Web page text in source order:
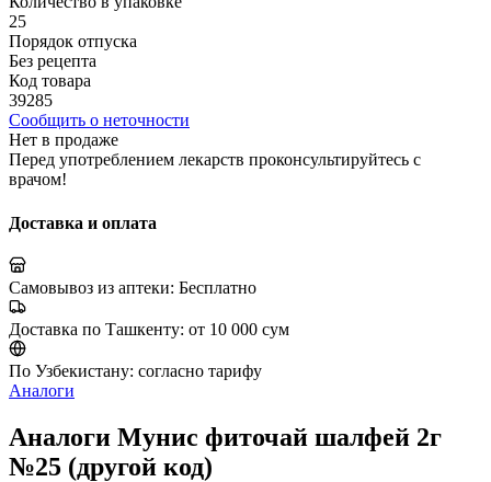
25
Порядок отпуска
Без рецепта
Код товара
39285
Сообщить о неточности
Нет в продаже
Перед употреблением лекарств проконсультируйтесь с
врачом!
Доставка и оплата
Самовывоз из аптеки: Бесплатно
Доставка по Ташкенту: от 10 000 сум
По Узбекистану: согласно тарифу
Аналоги
Аналоги Мунис фиточай шалфей 2г
№25 (другой код)